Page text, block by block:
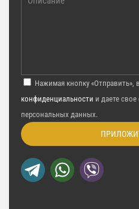
Нажимая кнопку «Отправить»,
конфиденциальности и даете свое
персональных данных.